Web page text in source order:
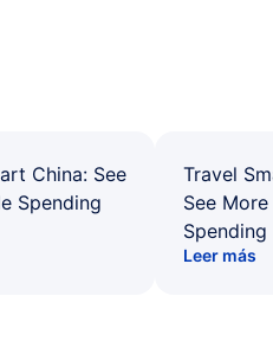
China: See
Spending
Travel
See
Spending
Leer más